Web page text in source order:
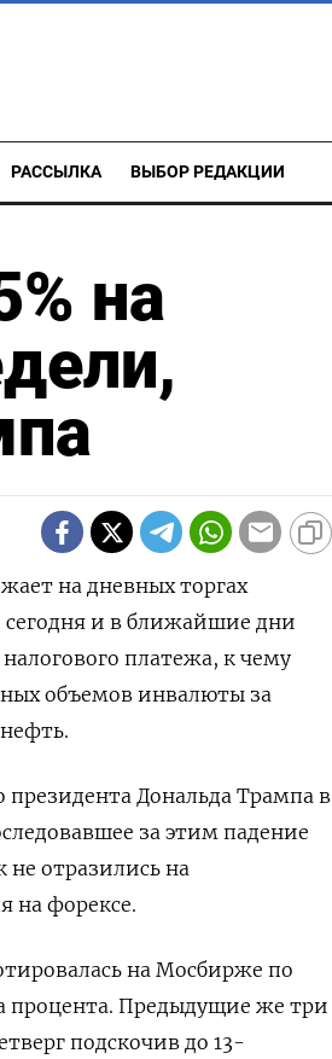
РАССЫЛКА ВЫБОР РЕДАКЦИИ
на
на дневных торгах
и в ближайшие дни
платежа, к чему
объемов инвалюты за
Дональда Трампа в
за этим падение
не отразились на
на форексе.
на ​Мосбирже по
процента. Предыдущие же ​три
подскочив до 13-